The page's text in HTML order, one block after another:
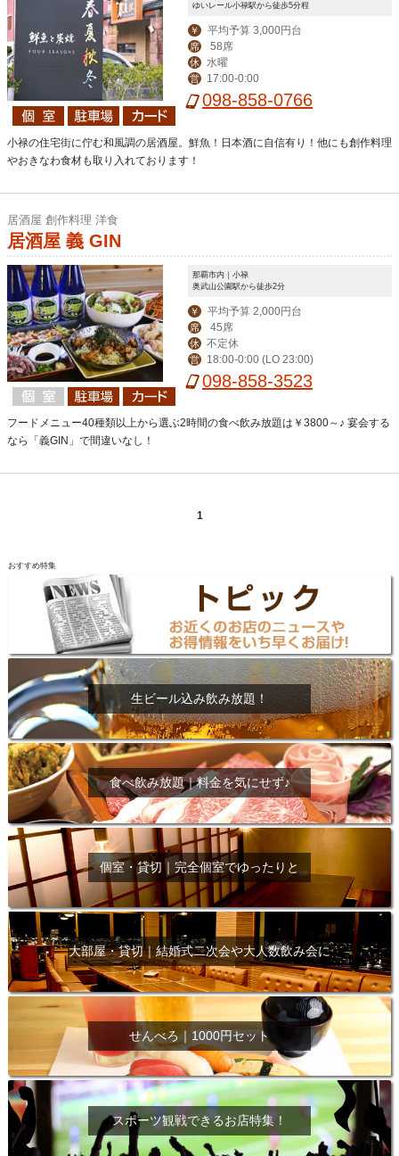
ゆいレール小禄駅から徒歩5分程
￥ 平均予算 3,000円台
席 58席
休 水曜
営 17:00-0:00
098-858-0766
小禄の住宅街に佇む和風調の居酒屋。鮮魚！日本酒に自信有り！他にも創作料理
やおきなわ食材も取り入れております！
居酒屋 創作料理 洋食
居酒屋 義 GIN
那覇市内｜小禄
奥武山公園駅から徒歩2分
￥ 平均予算 2,000円台
席 45席
休 不定休
営 18:00-0:00 (LO 23:00)
098-858-3523
フードメニュー40種類以上から選ぶ2時間の食べ飲み放題は￥3800～♪ 宴会する
なら「義GIN」で間違いなし！
1
おすすめ特集
生ビール込み飲み放題！
食べ飲み放題｜料金を気にせず♪
個室・貸切｜完全個室でゆったりと
大部屋・貸切｜結婚式二次会や大人数飲み会に
せんべろ｜1000円セット
スポーツ観戦できるお店特集！